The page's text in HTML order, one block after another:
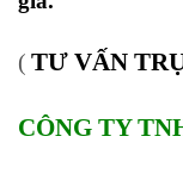
( TƯ VẤN
CÔNG TY